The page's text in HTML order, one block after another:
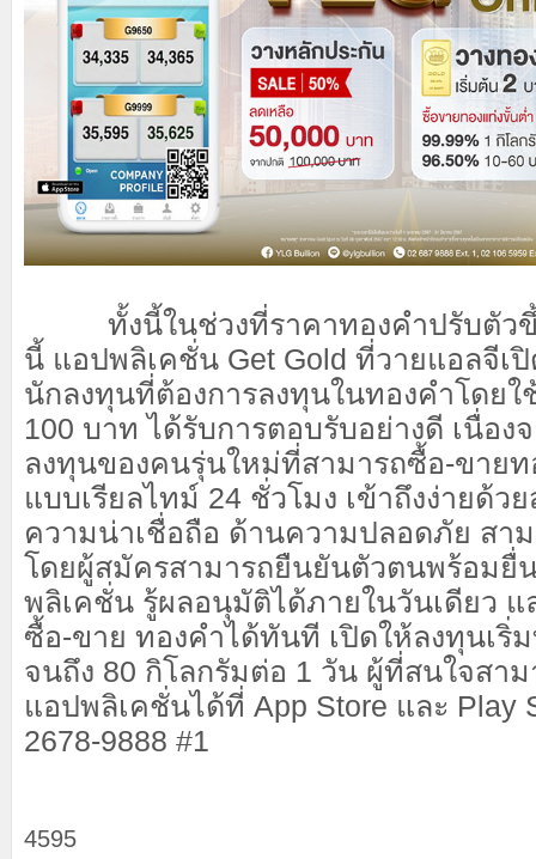
ทั้งนี้ในช่วงที่ราคาทองคำปรับตัวขึ้
นี้ แอปพลิเคชั่น Get Gold ที่วายแอลจีเ
นักลงทุนที่ต้องการลงทุนในทองคำโดยใ
100 บาท ได้รับการตอบรับอย่างดี เนื่อง
ลงทุนของคนรุ่นใหม่ที่สามารถซื้อ-ขายท
แบบเรียลไทม์ 24 ชั่วโมง เข้าถึงง่ายด้ว
ความน่าเชื่อถือ ด้านความปลอดภัย สาม
โดยผู้สมัครสามารถยืนยันตัวตนพร้อมยื่
พลิเคชั่น รู้ผลอนุมัติได้ภายในวันเดียว แ
ซื้อ-ขาย ทองคำได้ทันที เปิดให้ลงทุนเริ่
จนถึง 80 กิโลกรัมต่อ 1 วัน ผู้ที่สนใจสา
แอปพลิเคชั่นได้ที่ App Store และ Play
2678-9888 #1
4595